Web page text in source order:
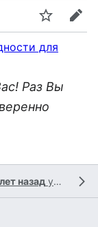
для
Раз Вы
назад участником